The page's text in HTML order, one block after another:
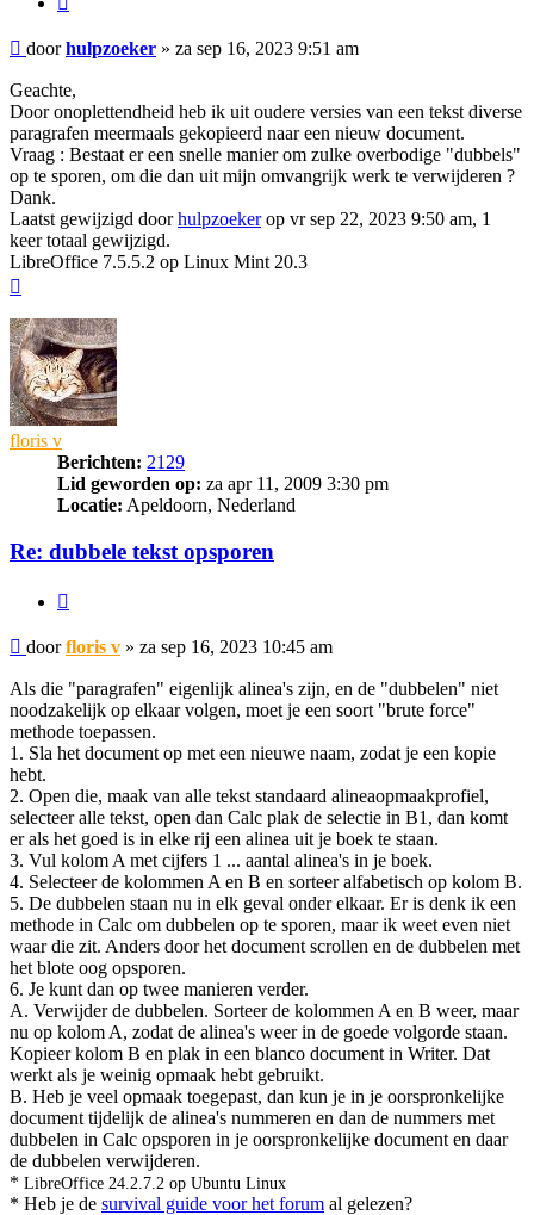
Bericht
doorhulpzoeker » za sep 16, 2023 9:51 am
Geachte,
Door onoplettendheid heb ik uit oudere versies van een tekst diverse
paragrafen meermaals gekopieerd naar een nieuw document.
Vraag : Bestaat er een snelle manier om zulke overbodige "dubbels"
op te sporen, om die dan uit mijn omvangrijk werk te verwijderen ?
Dank.
Laatst gewijzigd doorhulpzoekerop vr sep 22, 2023 9:50 am, 1
keer totaal gewijzigd.
LibreOffice 7.5.5.2 op Linux Mint 20.3
floris v
Berichten: 2129
Lid geworden op: za apr 11, 2009 3:30 pm
Locatie: Apeldoorn, Nederland
Re: dubbele tekst opsporen
Bericht
doorfloris v » za sep 16, 2023 10:45 am
Als die "paragrafen" eigenlijk alinea's zijn, en de "dubbelen" niet
noodzakelijk op elkaar volgen, moet je een soort "brute force"
methode toepassen.
1. Sla het document op met een nieuwe naam, zodat je een kopie
hebt.
2. Open die, maak van alle tekst standaard alineaopmaakprofiel,
selecteer alle tekst, open dan Calc plak de selectie in B1, dan komt
er als het goed is in elke rij een alinea uit je boek te staan.
3. Vul kolom A met cijfers 1 ... aantal alinea's in je boek.
4. Selecteer de kolommen A en B en sorteer alfabetisch op kolom B.
5. De dubbelen staan nu in elk geval onder elkaar. Er is denk ik een
methode in Calc om dubbelen op te sporen, maar ik weet even niet
waar die zit. Anders door het document scrollen en de dubbelen met
het blote oog opsporen.
6. Je kunt dan op twee manieren verder.
A. Verwijder de dubbelen. Sorteer de kolommen A en B weer, maar
nu op kolom A, zodat de alinea's weer in de goede volgorde staan.
Kopieer kolom B en plak in een blanco document in Writer. Dat
werkt als je weinig opmaak hebt gebruikt.
B. Heb je veel opmaak toegepast, dan kun je in je oorspronkelijke
document tijdelijk de alinea's nummeren en dan de nummers met
dubbelen in Calc opsporen in je oorspronkelijke document en daar
de dubbelen verwijderen.
* LibreOffice 24.2.7.2 op Ubuntu Linux
* Heb je de survival guide voor het forum al gelezen?